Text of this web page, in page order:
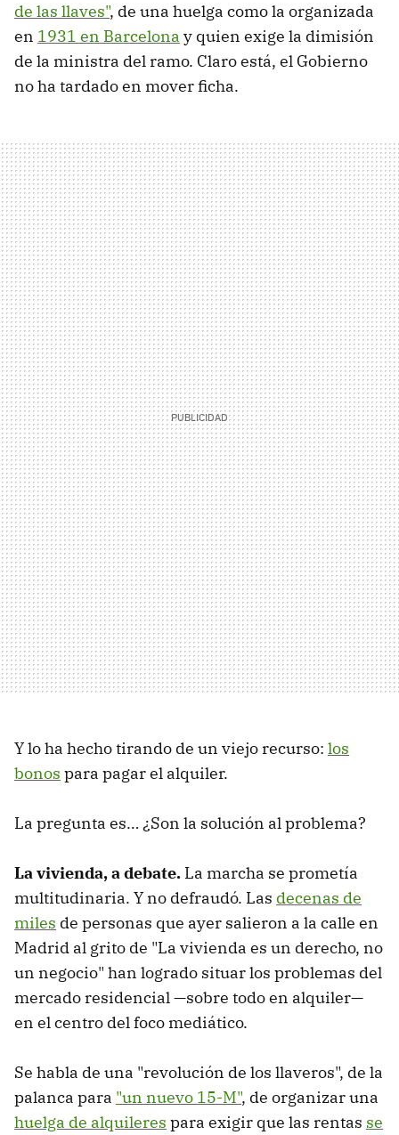
de las llaves", de una huelga como la organizada
en 1931 en Barcelona y quien exige la dimisión
de la ministra del ramo. Claro está, el Gobierno
no ha tardado en mover ficha.
Y lo ha hecho tirando de un viejo recurso: los
bonos para pagar el alquiler.
La pregunta es… ¿Son la solución al problema?
La vivienda, a debate. La marcha se prometía
multitudinaria. Y no defraudó. Las decenas de
miles de personas que ayer salieron a la calle en
Madrid al grito de "La vivienda es un derecho, no
un negocio" han logrado situar los problemas del
mercado residencial —sobre todo en alquiler—
en el centro del foco mediático.
Se habla de una "revolución de los llaveros", de la
palanca para "un nuevo 15-M", de organizar una
huelga de alquileres para exigir que las rentas se